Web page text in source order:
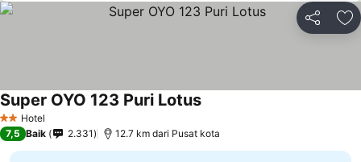
Bagikan
2 Bintang
Hotel
Super OYO 123 Puri LotusLihat harga
7,5 Baik 2.331 12.7 km dari Pusat kota